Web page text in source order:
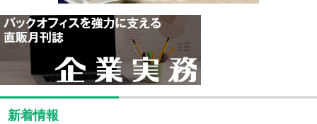
新着情報